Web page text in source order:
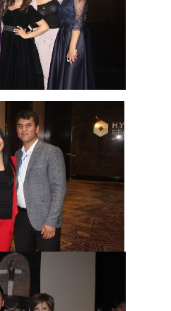
башкаруу
жана вебинарлар